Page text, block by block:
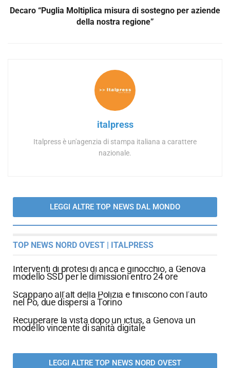
Decaro “Puglia Moltiplica misura di sostegno per aziende
della nostra regione”
italpress
Italpress è un'agenzia di stampa italiana a carattere
nazionale.
LEGGI ALTRE TOP NEWS DAL MONDO
TOP NEWS NORD OVEST | ITALPRESS
Interventi di protesi di anca e ginocchio, a Genova
modello SSD per le dimissioni entro 24 ore
Scappano all’alt della Polizia e finiscono con l’auto
nel Po, due dispersi a Torino
Recuperare la vista dopo un ictus, a Genova un
modello vincente di sanità digitale
LEGGI ALTRE TOP NEWS NORD OVEST